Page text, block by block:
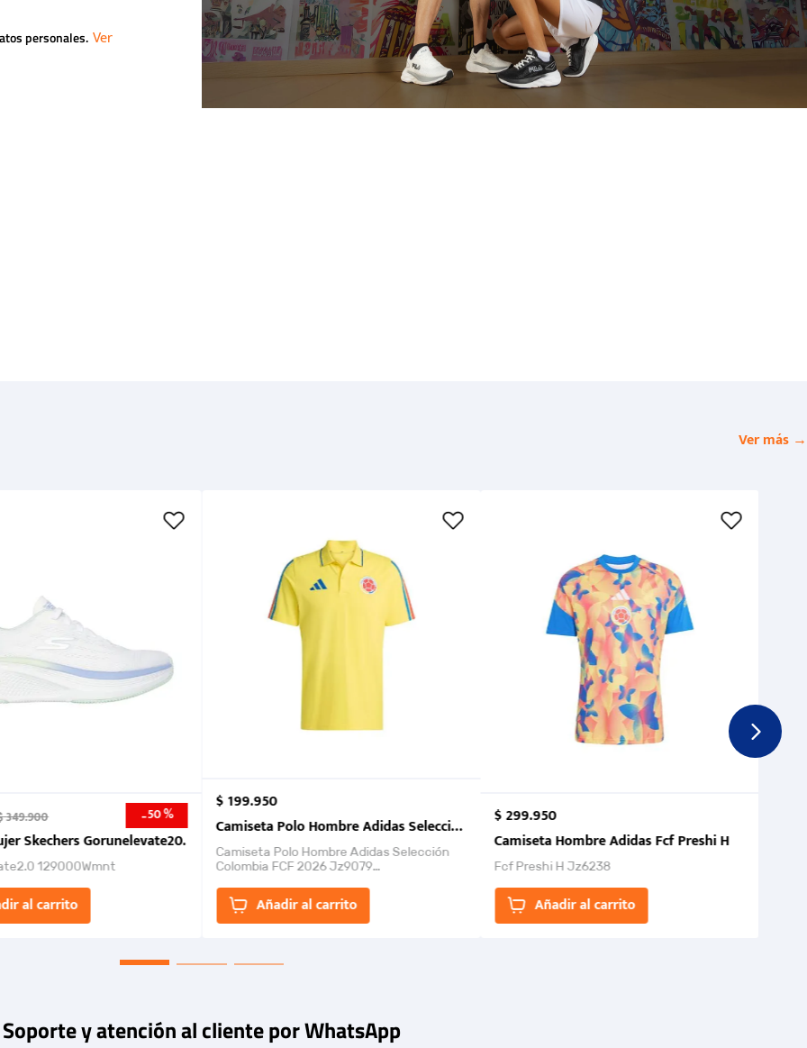
personales.
Ver más →
2026
349.900 -50 %
Skechers Gorunelevate20.
129000Wmnt
al carrito
$199.950
Camiseta Polo Hombre Adidas Selección Colombia FCF 2026.
Camiseta Polo Hombre Adidas Selección
Colombia FCF 2026 Jz9079
un estilo de...Añadir al carrito
$299.950
Camiseta Hombre Adidas Fcf Preshi H
Fcf Preshi H Jz6238
Añadir al carrito
Soporte y atención al cliente por WhatsApp